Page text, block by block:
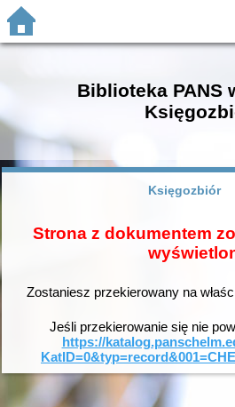
Biblioteka PANS
Księgozbiór
Strona z dokumentem
Zostaniesz przekierowany na
Jeśli przekierowanie się nie
https://